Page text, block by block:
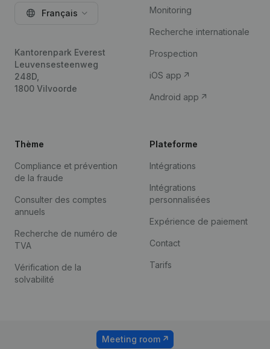
Français
Kantorenpark Everest
Leuvensesteenweg
248D,
1800 Vilvoorde
Monitoring
Recherche internationale
Prospection
iOS app
Android app
Thème
Compliance et prévention
de la fraude
Consulter des comptes
annuels
Recherche de numéro de
TVA
Vérification de la
solvabilité
Plateforme
Intégrations
Intégrations
personnalisées
Expérience de paiement
Contact
Tarifs
Meeting room